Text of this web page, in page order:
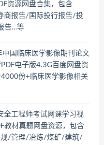
资源网盘合集，包含
商报告/国际投行报告/投
告…等
国临床医学影像期刊论文
电子版4.3G百度网盘资
份+临床医学影像相关
全工程师考试网课学习视
教材真题网盘资源，包含
/管理/冶炼/煤矿/建筑/